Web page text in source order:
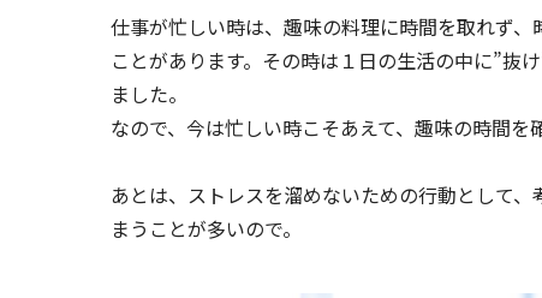
仕事が忙しい時は、趣味の料理に時間を取れず
ことがあります。その時は１日の生活の中に”抜
ました。
なので、今は忙しい時こそあえて、趣味の時間を
あとは、ストレスを溜めないための行動として
まうことが多いので。